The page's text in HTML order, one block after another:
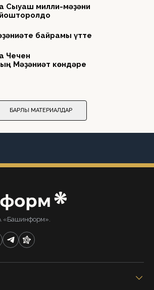
Сыуаш милли-мәҙәни
байрамы үтте
Чечен
Мәҙәниәт көндәре
БАРЛЫҠ МАТЕРИАЛДАР
«Башинформ».